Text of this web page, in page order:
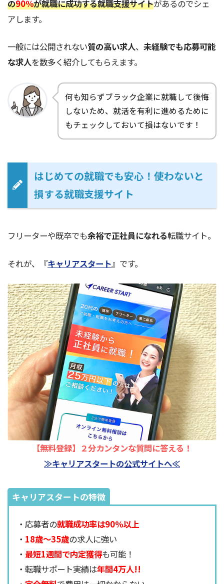
の90％が就職に成功する就職支援サイトがあるのでシェ
アします。
一般には公開されない質の高い求人、 未経験でも応募可能
な求人を数多く紹介してもらえます。
何も知らずブラック企業に就職して後悔
しないため、就活を有利に進めるために
もチェックしておいて損はないです！
はじめての就職でも安心！使わないと
損する就職支援サイト
フリーターや既卒でも余裕で正社員になれる転職サイト。
それが、『キャリアスタート』です。
【無料登録】２分カンタンな質問に答える！
≫キャリアスタートの公式サイトへ≪
キャリアスタートの特徴
・応募者の就職成功率は90％以上
・ 18歳～35歳の求人に強い
・ 最短1週間で内定獲得も可能！
・転職サポート実績は年間4万人!!